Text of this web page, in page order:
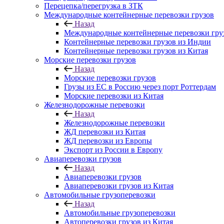
Перецепка/перегрузка в ЗТК
Международные контейнерные перевозки грузов
Назад
Международные контейнерные перевозки
Контейнерные перевозки грузов из Индии
Контейнерные перевозки грузов из Китая
Морские перевозки грузов
Назад
Морские перевозки грузов
Грузы из ЕС в Россию через порт Роттердам
Морские перевозки из Китая
Железнодорожные перевозки
Назад
Железнодорожные перевозки
ЖД перевозки из Китая
ЖД перевозки из Европы
Экспорт из России в Европу
Авиаперевозки грузов
Назад
Авиаперевозки грузов
Авиаперевозки грузов из Китая
Автомобильные грузоперевозки
Назад
Автомобильные грузоперевозки
Автоперевозки грузов из Китая